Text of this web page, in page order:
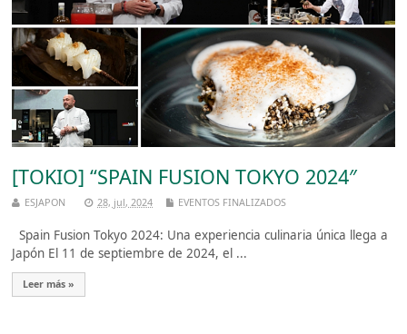
[TOKIO] “SPAIN FUSION TOKYO 2024″
ESJAPON 28, jul, 2024 EVENTOS FINALIZADOS
Spain Fusion Tokyo 2024: Una experiencia culinaria única llega a
Japón El 11 de septiembre de 2024, el ...
Leer más »